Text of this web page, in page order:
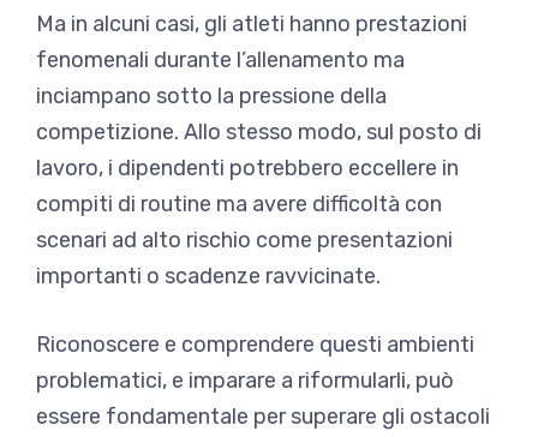
Ma in alcuni casi, gli atleti hanno prestazioni
fenomenali durante l’allenamento ma
inciampano sotto la pressione della
competizione. Allo stesso modo, sul posto di
lavoro, i dipendenti potrebbero eccellere in
compiti di routine ma avere difficoltà con
scenari ad alto rischio come presentazioni
importanti o scadenze ravvicinate.
Riconoscere e comprendere questi ambienti
problematici, e imparare a riformularli, può
essere fondamentale per superare gli ostacoli